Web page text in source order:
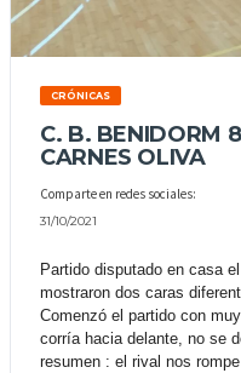
CRÓNICAS
C. B. BENIDORM
CARNES OLIVA
Comparte en redes sociales:
31/10/2021
Partido disputado en casa
mostraron dos caras
Comenzó el partido con
corría hacia delante, no se
resumen : el rival nos